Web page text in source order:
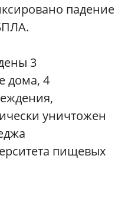
падение
3
дома, 4
уничтожен
пищевых